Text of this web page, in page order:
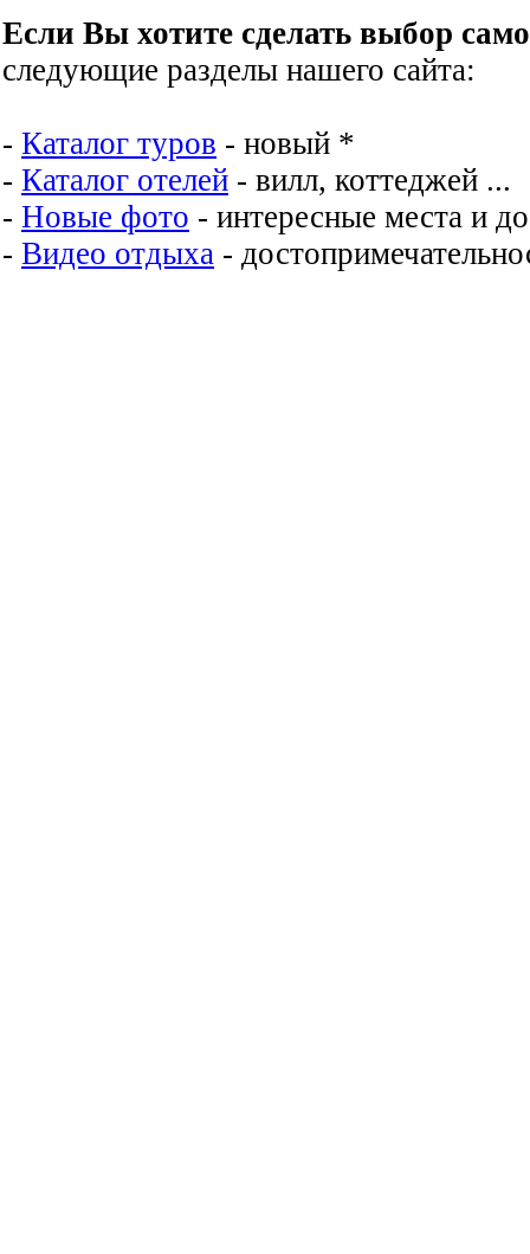
Если Вы хотите сделать выбор
следующие разделы нашего сайта:
- Каталог туров - новый *
- Каталог отелей - вилл, коттеджей ...
- Новые фото - интересные места и
- Видео отдыха -